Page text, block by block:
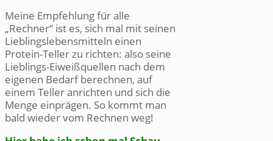
Meine Empfehlung für alle
„Rechner“ ist es, sich mal mit seinen
Lieblingslebensmitteln einen
Protein-Teller zu richten: also seine
Lieblings-Eiweißquellen nach dem
eigenen Bedarf berechnen, auf
einem Teller anrichten und sich die
Menge einprägen. So kommt man
bald wieder vom Rechnen weg!